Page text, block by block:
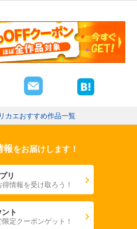
カエおすすめ作品一覧
報をお届けします！
リ
情報を受け取ろう！
ト
定クーポンゲット！